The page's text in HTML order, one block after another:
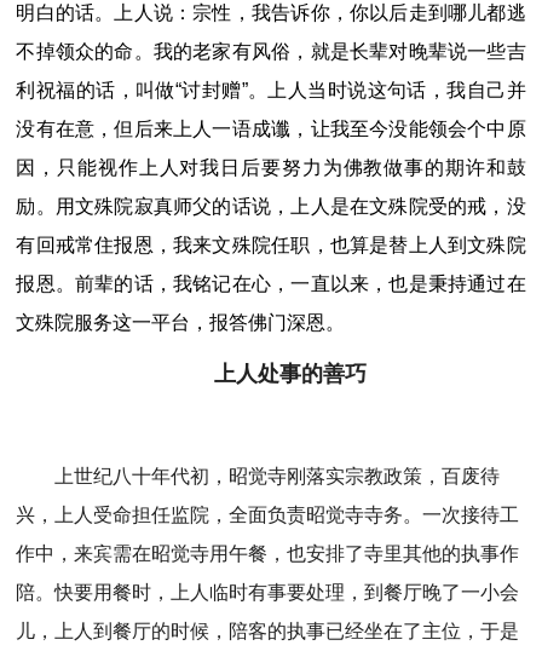
明白的话。上人说：宗性，我告诉你，你以后走到哪儿都逃
不掉领众的命。我的老家有风俗，就是长辈对晚辈说一些吉
利祝福的话，叫做“讨封赠”。上人当时说这句话，我自己并
没有在意，但后来上人一语成谶，让我至今没能领会个中原
因，只能视作上人对我日后要努力为佛教做事的期许和鼓
励。用文殊院寂真师父的话说，上人是在文殊院受的戒，没
有回戒常住报恩，我来文殊院任职，也算是替上人到文殊院
报恩。前辈的话，我铭记在心，一直以来，也是秉持通过在
文殊院服务这一平台，报答佛门深恩。
上人处事的善巧
上世纪八十年代初，昭觉寺刚落实宗教政策，百废待
兴，上人受命担任监院，全面负责昭觉寺寺务。一次接待工
作中，来宾需在昭觉寺用午餐，也安排了寺里其他的执事作
陪。快要用餐时，上人临时有事要处理，到餐厅晚了一小会
儿，上人到餐厅的时候，陪客的执事已经坐在了主位，于是